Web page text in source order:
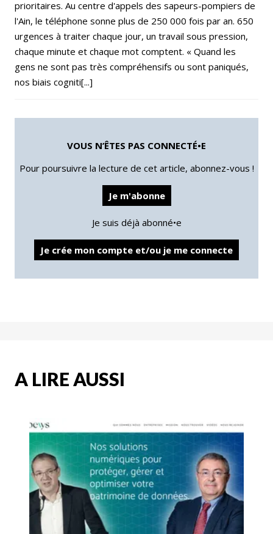
prioritaires. Au centre d'appels des sapeurs-pompiers de
l'Ain, le téléphone sonne plus de 250 000 fois par an. 650
urgences à traiter chaque jour, un travail sous pression,
chaque minute et chaque mot comptent. « Quand les
gens ne sont pas très compréhensifs ou sont paniqués,
nos biais cogniti[...]
VOUS N’ÊTES PAS CONNECTÉ•E
Pour poursuivre la lecture de cet article, abonnez-vous !
Je m'abonne
Je suis déjà abonné•e
Je crée mon compte et/ou je me connecte
A LIRE AUSSI